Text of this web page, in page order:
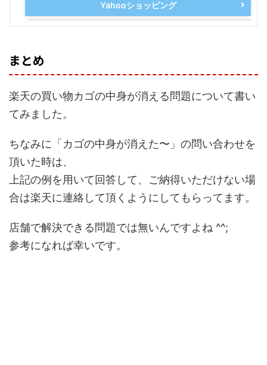
Yahooショッピング
まとめ
楽天の買い物カゴの中身が消える問題について書い
てみました。
ちなみに「カゴの中身が消えた〜」の問い合わせを
頂いた時は、
上記の例を用いて回答して、ご納得いただけない場
合は楽天に連絡して頂くようにしてもらってます。
店舗で解決できる問題では無いんですよね ^^;
参考になれば幸いです。